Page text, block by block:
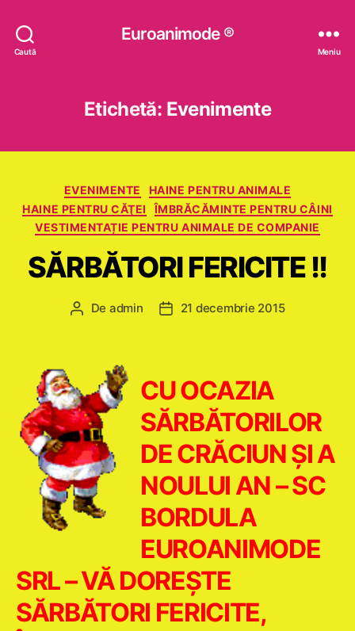
Caută
Euroanimode ®
Meniu
Etichetă: Evenimente
Categorii
EVENIMENTE
HAINE PENTRU ANIMALE
HAINE PENTRU CĂŢEI
ÎMBRĂCĂMINTE PENTRU CÂINI
VESTIMENTAȚIE PENTRU ANIMALE DE COMPANIE
SĂRBĂTORI FERICITE !!
Autor
De admin
Dată21 decembrie 2015
CU OCAZIA
SĂRBĂTORILOR
DECRĂCIUN ŞI A
NOULUI AN – SC
BORDULA
EUROANIMODE
SRL – VĂ DOREŞTE
SĂRBĂTORI FERICITE,